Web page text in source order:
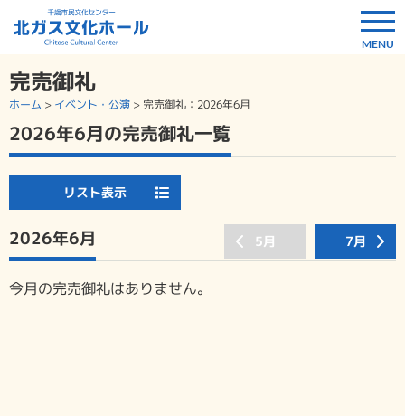
完売御礼
ホーム > イベント・公演 > 完売御礼 ：2026年6月
2026年6月の完売御礼一覧
リスト表示
2026年6月 5月 7月
今月の完売御礼はありません。